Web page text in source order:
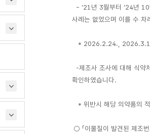
- ’21년 3월부터 ’24년
사례는 없었으며 이를 수
* 2026.2.24.,
-제조사 조사에 대해 식약
확인하였습니다.
* 위반시 해당 의약품의
○ 「이물질이 발견된 제조